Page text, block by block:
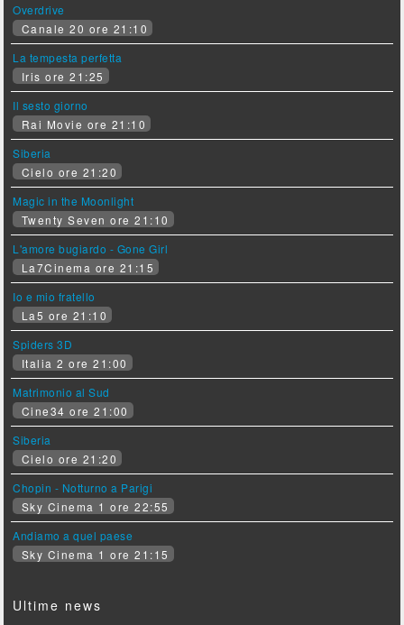
Overdrive
Canale 20 ore 21:10
La tempesta perfetta
Iris ore 21:25
Il sesto giorno
Rai Movie ore 21:10
Siberia
Cielo ore 21:20
Magic in the Moonlight
Twenty Seven ore 21:10
L'amore bugiardo - Gone Girl
La7Cinema ore 21:15
Io e mio fratello
La5 ore 21:10
Spiders 3D
Italia 2 ore 21:00
Matrimonio al Sud
Cine34 ore 21:00
Siberia
Cielo ore 21:20
Chopin - Notturno a Parigi
Sky Cinema 1 ore 22:55
Andiamo a quel paese
Sky Cinema 1 ore 21:15
Ultime news